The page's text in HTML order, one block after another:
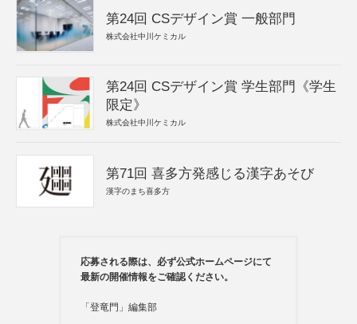
第24回 CSデザイン賞 一般部門
株式会社中川ケミカル
第24回 CSデザイン賞 学生部門《学生
限定》
株式会社中川ケミカル
第71回 喜多方発感じる漢字あそび
漢字のまち喜多方
応募される際は、必ず公式ホームページにて
最新の開催情報をご確認ください。
「登竜門」編集部